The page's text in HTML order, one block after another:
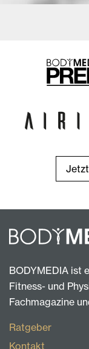
BODYMEDIA ist
Fitness- und
Fachmagazine
Ratgeber
Kontakt